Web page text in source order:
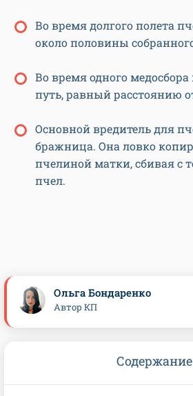
Во время долгого полета
около половины
Во время одного медосбора
путь, равный расстоянию
Основной вредитель для
бражница. Она ловко
пчелиной матки, сбивая с
пчел.
Ольга Бондаренко
Автор КП
Содержание